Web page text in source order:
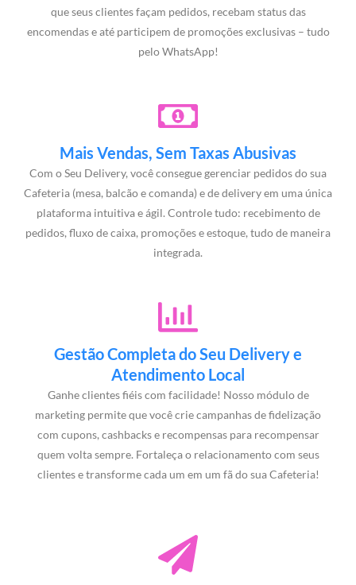
que seus clientes façam pedidos, recebam status das
encomendas e até participem de promoções exclusivas – tudo
pelo WhatsApp!
Mais Vendas, Sem Taxas Abusivas
Com o Seu Delivery, você consegue gerenciar pedidos do sua
Cafeteria (mesa, balcão e comanda) e de delivery em uma única
plataforma intuitiva e ágil. Controle tudo: recebimento de
pedidos, fluxo de caixa, promoções e estoque, tudo de maneira
integrada.
Gestão Completa do Seu Delivery e
Atendimento Local
Ganhe clientes fiéis com facilidade! Nosso módulo de
marketing permite que você crie campanhas de fidelização
com cupons, cashbacks e recompensas para recompensar
quem volta sempre. Fortaleça o relacionamento com seus
clientes e transforme cada um em um fã do sua Cafeteria!